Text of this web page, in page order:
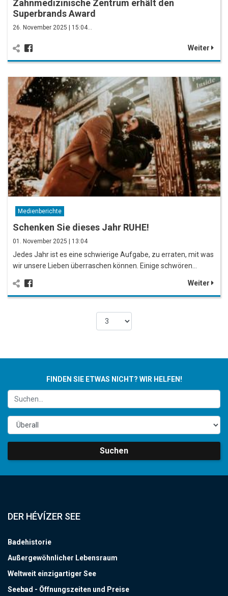
Zahnmedizinische Zentrum erhält den
Superbrands Award
26. November 2025 | 15:04…
Weiter
Medienberichte
Schenken Sie dieses Jahr RUHE!
01. November 2025 | 13:04
Jedes Jahr ist es eine schwierige Aufgabe, zu erraten, mit was
wir unsere Lieben überraschen können. Einige schwören…
Weiter
FINDEN SIE ETWAS NICHT? WIR HELFEN!
Suchen
DER HÉVÍZER SEE
Badehistorie
Außergewöhnlicher Lebensraum
Weltweit einzigartiger See
Seebad - Öffnungszeiten und Preise